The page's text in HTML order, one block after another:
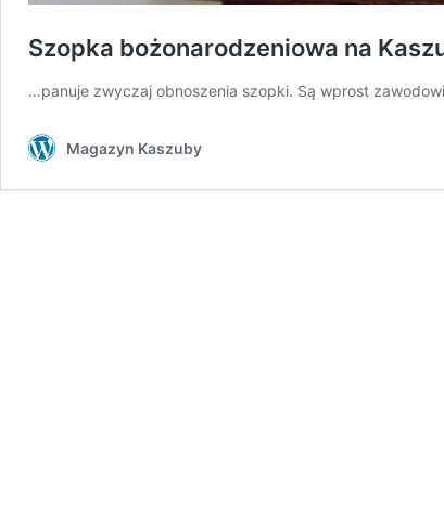
Szopka bożonarodzeniowa na
…panuje zwyczaj obnoszenia szopki. Są wprost
Magazyn Kaszuby